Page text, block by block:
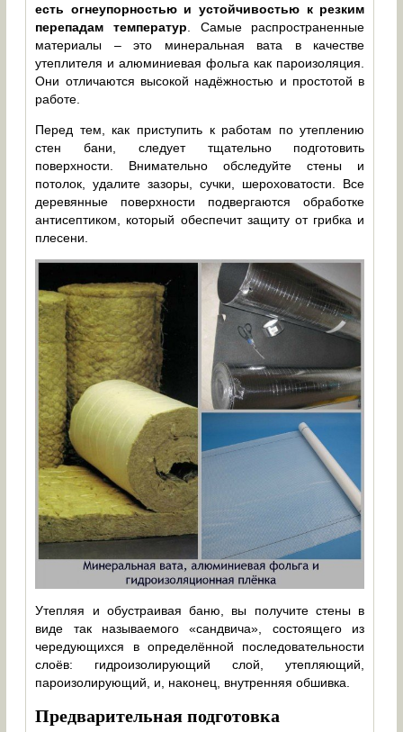
есть огнеупорностью и устойчивостью к резким
перепадам температур . Самые распространенные
материалы – это минеральная вата в качестве
утеплителя и алюминиевая фольга как пароизоляция.
Они отличаются высокой надёжностью и простотой в
работе.
Перед тем, как приступить к работам по утеплению
стен бани, следует тщательно подготовить
поверхности. Внимательно обследуйте стены и
потолок, удалите зазоры, сучки, шероховатости. Все
деревянные поверхности подвергаются обработке
антисептиком, который обеспечит защиту от грибка и
плесени.
Утепляя и обустраивая баню, вы получите стены в
виде так называемого «сандвича», состоящего из
чередующихся в определённой последовательности
слоёв: гидроизолирующий слой, утепляющий,
пароизолирующий, и, наконец, внутренняя обшивка.
Предварительная подготовка